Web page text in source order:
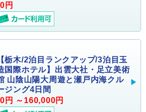
円
【栃木/2泊目ランクアップ/3泊目玉
国際ホテル】出雲大社・足立美術
山陰山陽大周遊と瀬戸内海クル
ジング4日間
円 ～160,000円